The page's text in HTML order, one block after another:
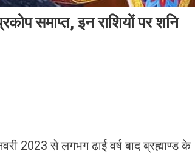
समाप्त, इन राशियों पर शनि
2023 से लगभग ढाई वर्ष बाद ब्रह्माण्ड के